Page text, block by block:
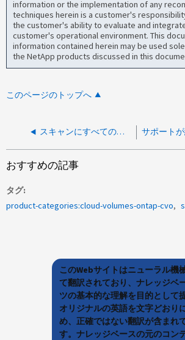
information or the implementation of any
techniques herein is a customer's
the customer's ability to evaluate and
customer's operational environment. This
information contained herein may be used
the NetApp products discussed in this
このページのトップへ
スキャンにすべてのボリュームが含まれていないのはなぜですか
おすすめの記事
タグ
product-categories:cloud-volumes-ontap-cvo
このWebサイトはニューラル機
て翻訳されており、ナレッジベ
ツの基本的な理解を目的として
オリジナルの英語を文字どおり
め、正確ではない翻訳が含まれ
す。ナレッジベースの元のコン